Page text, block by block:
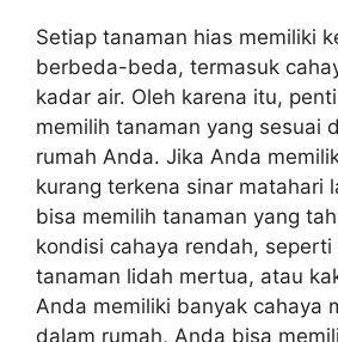
Setiap tanaman hias memiliki
berbeda-beda, termasuk
kadar air. Oleh karena itu,
memilih tanaman yang sesuai
rumah Anda. Jika Anda
kurang terkena sinar matahari
bisa memilih tanaman yang
kondisi cahaya rendah, seperti
tanaman lidah mertua, atau
Anda memiliki banyak cahaya
dalam rumah, Anda bisa